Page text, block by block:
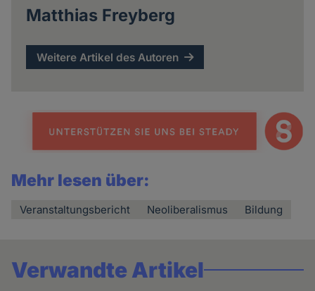
Matthias Freyberg
Weitere Artikel des Autoren
Mehr lesen über:
Veranstaltungsbericht Neoliberalismus Bildung
Verwandte Artikel